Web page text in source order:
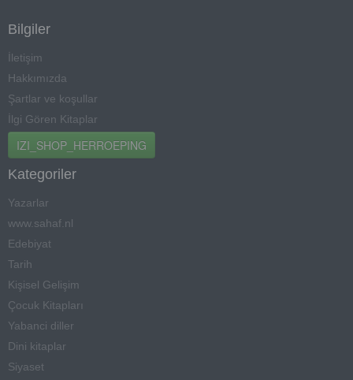
Bilgiler
İletişim
Hakkımızda
Şartlar ve koşullar
İlgi Gören Kitaplar
IZI_SHOP_HERROEPING
Kategoriler
Yazarlar
www.sahaf.nl
Edebiyat
Tarih
Kişisel Gelişim
Çocuk Kitapları
Yabanci diller
Dini kitaplar
Siyaset